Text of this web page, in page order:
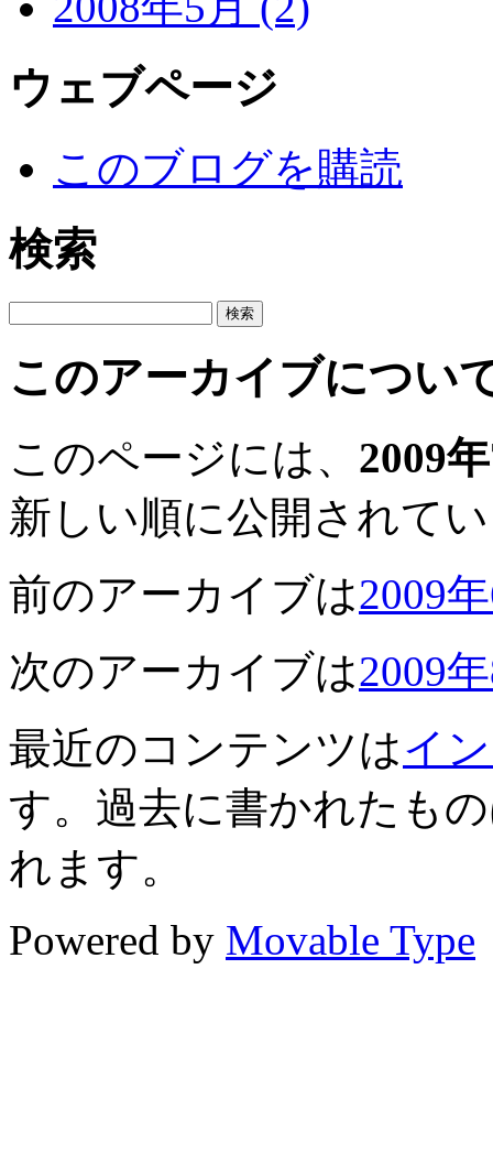
ウェブページ
このブログを購読
検索
このアーカイブについ
このページには、 2009
新しい順に公開されて
前のアーカイブは2009
次のアーカイブは2009
最近のコンテンツはイ
す。過去に書かれたも
れます。
Powered by Movable Type